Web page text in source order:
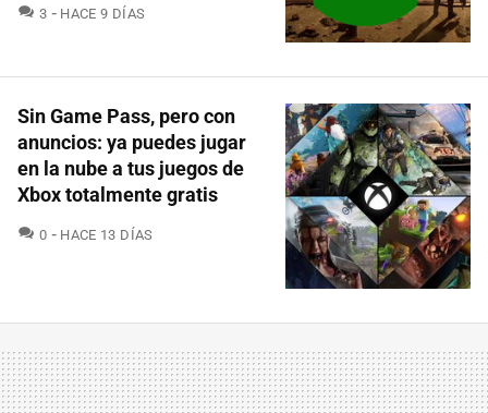
3 COMENTARIOS
HACE 9 DÍAS
Sin Game Pass, pero con
anuncios: ya puedes jugar
en la nube a tus juegos de
Xbox totalmente gratis
0 COMENTARIOS
HACE 13 DÍAS